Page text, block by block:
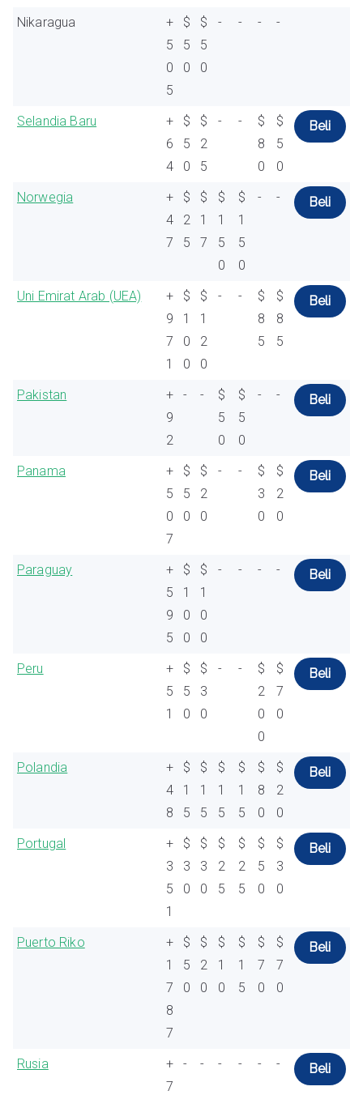
Nikaragua
+
5
0
5
$
5
0
$
5
0
- - - -
Selandia Baru
+
6
4
$
5
0
$
2
5
- -
$
8
0
$
5
0
Beli
Norwegia
+
4
7
$
2
5
$
1
7
$
1
5
0
$
1
5
0
- - Beli
Uni Emirat Arab (UEA)
+
9
7
1
$
1
0
0
$
1
2
0
- -
$
8
5
$
8
5
Beli
Pakistan
+
9
2
- -
$
5
0
$
5
0
- - Beli
Panama
+
5
0
7
$
5
0
$
2
0
- -
$
3
0
$
2
0
Beli
Paraguay
+
5
9
5
$
1
0
0
$
1
0
0
- - - - Beli
Peru
+
5
1
$
5
0
$
3
0
- -
$
2
0
0
$
7
0
Beli
Polandia
+
4
8
$
1
5
$
1
5
$
1
5
$
1
5
$
8
0
$
2
0
Beli
Portugal
+
3
5
1
$
3
0
$
3
0
$
2
5
$
2
5
$
5
0
$
3
0
Beli
Puerto Riko
+
1
7
8
7
$
5
0
$
2
0
$
1
0
$
1
5
$
7
0
$
7
0
Beli
Rusia
+
7
- - - - - - Beli